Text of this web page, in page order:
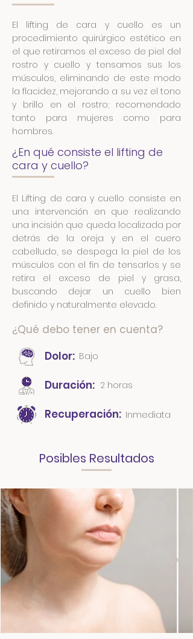
El lifting de cara y cuello es un
procedimiento quirúrgico estético en
el que retiramos el exceso de piel del
rostro y cuello y tensamos sus los
músculos, eliminando de este modo
la flacidez, mejorando a su vez el tono
y brillo en el rostro; recomendado
tanto para mujeres como para
hombres.
¿En qué consiste el lifting de
cara y cuello?
El Lifting de cara y cuello consiste en
una intervención en que realizando
una incisión que queda localizada por
detrás de la oreja y en el cuero
cabelludo, se despega la piel de los
músculos con el fin de tensarlos y se
retira el exceso de piel y grasa,
buscando dejar un cuello bien
definido y naturalmente elevado.
¿Qué debo tener en cuenta?
Dolor: Bajo
Duración: 2 horas
Recuperación: Inmediata
Posibles Resultados